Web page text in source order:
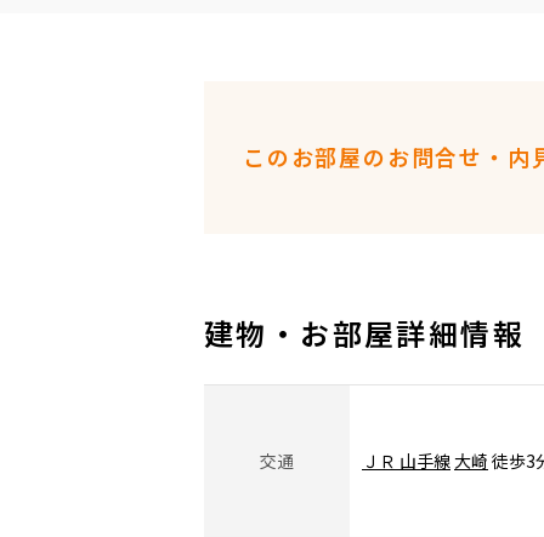
このお部屋のお問合せ・内
建物・お部屋詳細情報
交通 ＪＲ 山手線大崎 徒歩3